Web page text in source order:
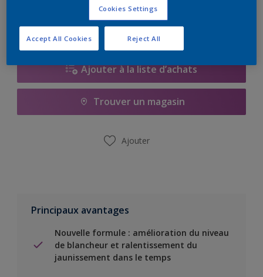
Ajouter à la liste d’achats
Trouver un magasin
Ajouter
Principaux avantages
Nouvelle formule : amélioration du niveau
de blancheur et ralentissement du
jaunissement dans le temps
Cookies Settings
Reject All
Accept All Cookies